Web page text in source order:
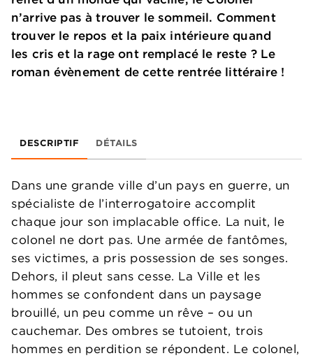
n’arrive pas à trouver le sommeil. Comment
trouver le repos et la paix intérieure quand
les cris et la rage ont remplacé le reste ? Le
roman évènement de cette rentrée littéraire !
DESCRIPTIF DÉTAILS
Dans une grande ville d’un pays en guerre, un
spécialiste de l’interrogatoire accomplit
chaque jour son implacable office. La nuit, le
colonel ne dort pas. Une armée de fantômes,
ses victimes, a pris possession de ses songes.
Dehors, il pleut sans cesse. La Ville et les
hommes se confondent dans un paysage
brouillé, un peu comme un rêve – ou un
cauchemar. Des ombres se tutoient, trois
hommes en perdition se répondent. Le colonel,